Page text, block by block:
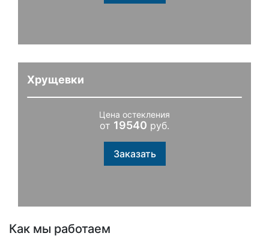
Хрущевки
Цена остекления
от 19540 руб.
Заказать
Как мы работаем